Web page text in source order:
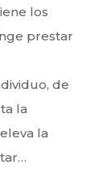
los
prestar
de
la
la